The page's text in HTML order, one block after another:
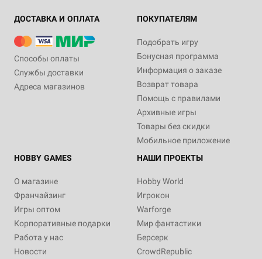
ДОСТАВКА И ОПЛАТА
Способы оплаты
Службы доставки
Адреса магазинов
ПОКУПАТЕЛЯМ
Подобрать игру
Бонусная программа
Информация о заказе
Возврат товара
Помощь с правилами
Архивные игры
Товары без скидки
Мобильное приложение
HOBBY GAMES
О магазине
Франчайзинг
Игры оптом
Корпоративные подарки
Работа у нас
Новости
НАШИ ПРОЕКТЫ
Hobby World
Игрокон
Warforge
Мир фантастики
Берсерк
CrowdRepublic